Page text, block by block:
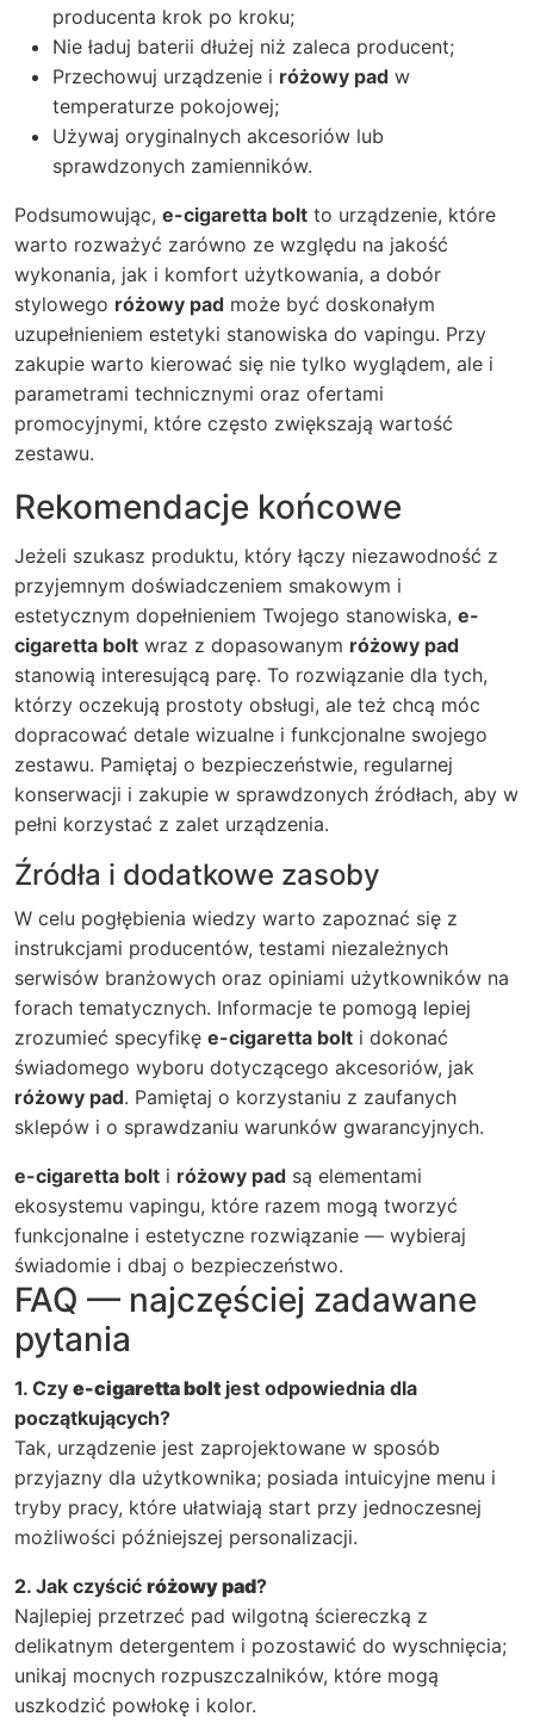
producenta krok po kroku;
Nie ładuj baterii dłużej niż zaleca producent;
Przechowuj urządzenie i różowy pad w
temperaturze pokojowej;
Używaj oryginalnych akcesoriów lub
sprawdzonych zamienników.
Podsumowując, e-cigaretta bolt to urządzenie, które
warto rozważyć zarówno ze względu na jakość
wykonania, jak i komfort użytkowania, a dobór
stylowego różowy pad może być doskonałym
uzupełnieniem estetyki stanowiska do vapingu. Przy
zakupie warto kierować się nie tylko wyglądem, ale i
parametrami technicznymi oraz ofertami
promocyjnymi, które często zwiększają wartość
zestawu.
Rekomendacje końcowe
Jeżeli szukasz produktu, który łączy niezawodność z
przyjemnym doświadczeniem smakowym i
estetycznym dopełnieniem Twojego stanowiska, e-
cigaretta bolt wraz z dopasowanym różowy pad
stanowią interesującą parę. To rozwiązanie dla tych,
którzy oczekują prostoty obsługi, ale też chcą móc
dopracować detale wizualne i funkcjonalne swojego
zestawu. Pamiętaj o bezpieczeństwie, regularnej
konserwacji i zakupie w sprawdzonych źródłach, aby w
pełni korzystać z zalet urządzenia.
Źródła i dodatkowe zasoby
W celu pogłębienia wiedzy warto zapoznać się z
instrukcjami producentów, testami niezależnych
serwisów branżowych oraz opiniami użytkowników na
forach tematycznych. Informacje te pomogą lepiej
zrozumieć specyfikę e-cigaretta bolt i dokonać
świadomego wyboru dotyczącego akcesoriów, jak
różowy pad. Pamiętaj o korzystaniu z zaufanych
sklepów i o sprawdzaniu warunków gwarancyjnych.
e-cigaretta bolt i różowy pad są elementami
ekosystemu vapingu, które razem mogą tworzyć
funkcjonalne i estetyczne rozwiązanie — wybieraj
świadomie i dbaj o bezpieczeństwo.
FAQ — najczęściej zadawane
pytania
1. Czy e-cigaretta bolt jest odpowiednia dla
początkujących?
Tak, urządzenie jest zaprojektowane w sposób
przyjazny dla użytkownika; posiada intuicyjne menu i
tryby pracy, które ułatwiają start przy jednoczesnej
możliwości późniejszej personalizacji.
2. Jak czyścić różowy pad?
Najlepiej przetrzeć pad wilgotną ściereczką z
delikatnym detergentem i pozostawić do wyschnięcia;
unikaj mocnych rozpuszczalników, które mogą
uszkodzić powłokę i kolor.